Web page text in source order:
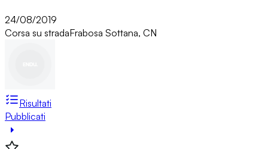
24/08/2019
Corsa su stradaFrabosa Sottana, CN
Risultati
Pubblicati